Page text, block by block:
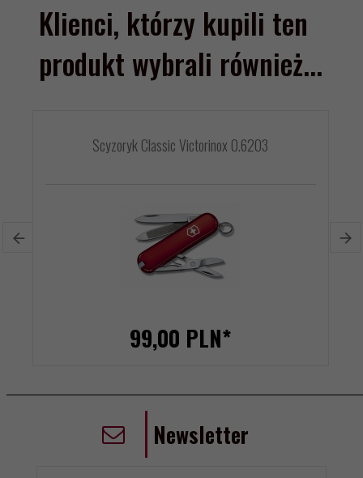
Klienci, którzy kupili ten
produkt wybrali również...
Scyzoryk Classic Victorinox 0.6203
99,00 PLN*
Newsletter